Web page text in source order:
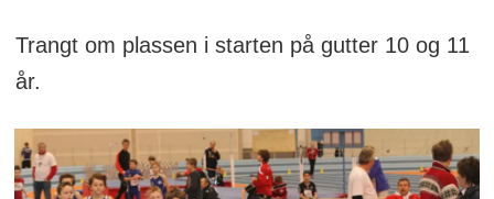
Trangt om plassen i starten på gutter 10 og 11
år.